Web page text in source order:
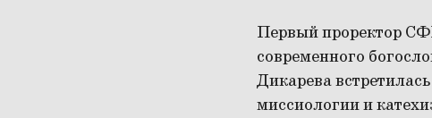
Первый проректор
современного
Дикарева
миссиологии и